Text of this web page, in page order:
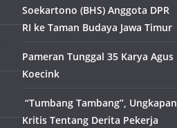
Soekartono (BHS) Anggota DPR
RI ke Taman Budaya Jawa Timur
Pameran Tunggal 35 Karya Agus
Koecink
“Tumbang Tambang”, Ungkapan
Kritis Tentang Derita Pekerja